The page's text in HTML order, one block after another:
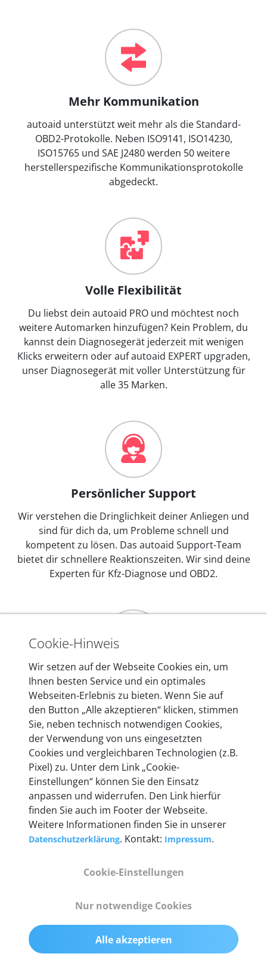
Mehr Kommunikation
autoaid unterstützt weit mehr als die Standard-
OBD2-Protokolle. Neben ISO9141, ISO14230,
ISO15765 und SAE J2480 werden 50 weitere
herstellerspezifische Kommunikationsprotokolle
abgedeckt.
Volle Flexibilität
Du liebst dein autoaid PRO und möchtest noch
weitere Automarken hinzufügen? Kein Problem, du
kannst dein Diagnosegerät jederzeit mit wenigen
Klicks erweitern oder auf autoaid EXPERT upgraden,
unser Diagnosegerät mit voller Unterstützung für
alle 35 Marken.
Persönlicher Support
Wir verstehen die Dringlichkeit deiner Anliegen und
sind für dich da, um Probleme schnell und
kompetent zu lösen. Das autoaid Support-Team
bietet dir schnellere Reaktionszeiten. Wir sind deine
Experten für Kfz-Diagnose und OBD2.
Mehr als 10 Jahre Erfahrung
In den Kfz-Diagnosegeräten von autoaid stecken
mehr als 10 Jahre Erfahrung, und auch in Zukunft
entwickeln wir unsere Produkte am Standort in
Berlin laufend weiter. Auf diese Qualität vertrauen
heute mehr als 60.000 Privatkunden und
Unternehmen.
Technische Details &
Lieferumfang
55 mm x 25 mm x 12 mm
Cookie-Hinweis
Wir setzen auf der Webseite Cookies ein, um
Ihnen besten Service und ein optimales
Webseiten-Erlebnis zu bieten. Wenn Sie auf
den Button „Alle akzeptieren“ klicken, stimmen
Sie, neben technisch notwendigen Cookies,
der Verwendung von uns eingesetzten
Cookies und vergleichbaren Technologien (z.B.
Pixel) zu. Unter dem Link „Cookie-
Einstellungen“ können Sie den Einsatz
anpassen und widerrufen. Den Link hierfür
finden Sie auch im Footer der Webseite.
Weitere Informationen finden Sie in unserer
Datenschutzerklärung. Kontakt: Impressum.
Cookie-Einstellungen
Nur notwendige Cookies
Alle akzeptieren